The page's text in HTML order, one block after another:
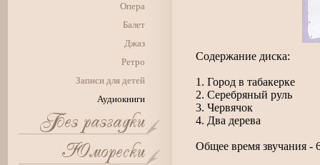
Опера
Балет
Джаз
Ретро
Записи для детей
Аудиокниги
Содержание диска:
1. Город в табакерке
2. Серебряный руль
3. Червячок
4. Два дерева
Общее время звучания -